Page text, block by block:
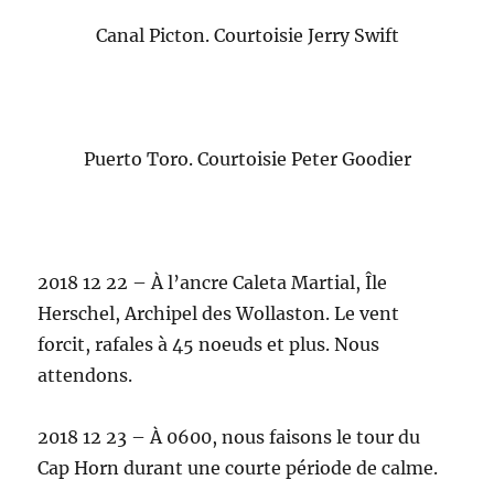
Canal Picton. Courtoisie Jerry Swift
Puerto Toro. Courtoisie Peter Goodier
2018 12 22 – À l’ancre Caleta Martial, Île
Herschel, Archipel des Wollaston. Le vent
forcit, rafales à 45 noeuds et plus. Nous
attendons.
2018 12 23 – À 0600, nous faisons le tour du
Cap Horn durant une courte période de calme.